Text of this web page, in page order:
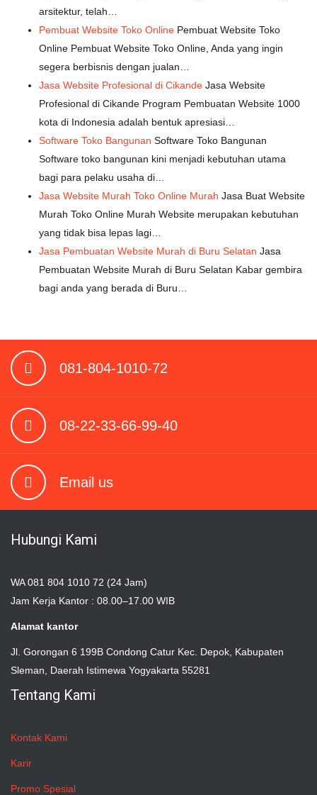
arsitektur, telah…
Pembuat Website Toko Online Pembuat Website Toko
Online Pembuat Website Toko Online, Anda yang ingin
segera berbisnis dengan jualan…
Jasa Website Profesional di Cikande Jasa Website
Profesional di Cikande Program Pembuatan Website 1000
kota di Indonesia adalah bentuk apresiasi…
Software Toko Bangunan Software Toko Bangunan
Software toko bangunan kini menjadi kebutuhan utama
bagi para pelaku usaha di…
Jasa Website Murah Toko Online Murah Jasa Buat Website
Murah Toko Online Murah Website merupakan kebutuhan
yang tidak bisa lepas lagi…
Jasa Pembuatan Website Murah di Buru Selatan Jasa
Pembuatan Website Murah di Buru Selatan Kabar gembira
bagi anda yang berada di Buru…
081-804-1010-72
08-22-33-66-99-40
Email us
Hubungi Kami
WA 081 804 1010 72 (24 Jam)
Jam Kerja Kantor : 08.00–17.00 WIB
Alamat kantor
Jl. Gorongan 6 199B Condong Catur Kec. Depok, Kabupaten
Sleman, Daerah Istimewa Yogyakarta 55281
Tentang Kami
Kontak Kami
Karir
Promo Spesial